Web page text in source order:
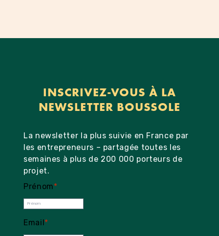
INSCRIVEZ-VOUS À LA
NEWSLETTER BOUSSOLE
La newsletter la plus suivie en France par
les entrepreneurs – partagée toutes les
semaines à plus de 200 000 porteurs de
projet.
Prénom*
Email*